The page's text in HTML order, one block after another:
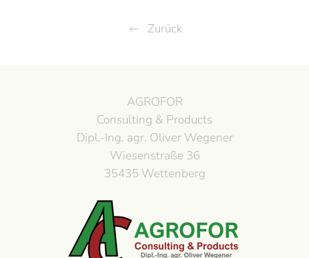
Zurück
AGROFOR
Consulting & Products
Dipl.-Ing. agr. Oliver Wegener
Wiesenstraße 36
35435 Wettenberg